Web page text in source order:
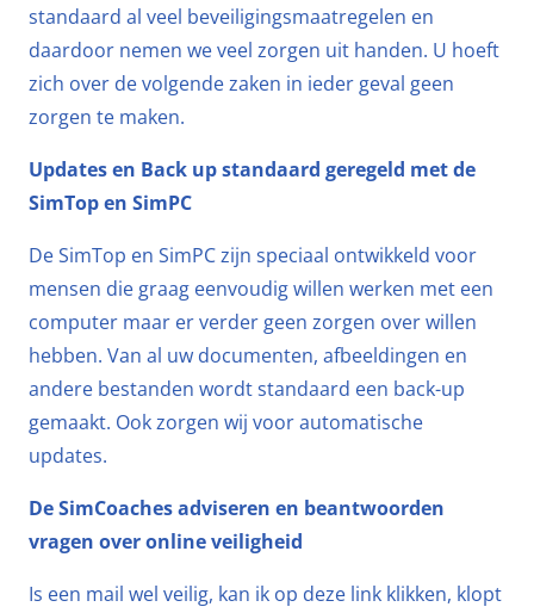
standaard al veel beveiligingsmaatregelen en
daardoor nemen we veel zorgen uit handen. U hoeft
zich over de volgende zaken in ieder geval geen
zorgen te maken.
Updates en Back up standaard geregeld met de
SimTop en SimPC
De SimTop en SimPC zijn speciaal ontwikkeld voor
mensen die graag eenvoudig willen werken met een
computer maar er verder geen zorgen over willen
hebben. Van al uw documenten, afbeeldingen en
andere bestanden wordt standaard een back-up
gemaakt. Ook zorgen wij voor automatische
updates.
De SimCoaches adviseren en beantwoorden
vragen over online veiligheid
Is een mail wel veilig, kan ik op deze link klikken, klopt